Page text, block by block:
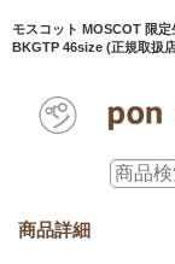
モスコット MOSCOT 限
BKGTP 46size (正規取扱
商品詳細